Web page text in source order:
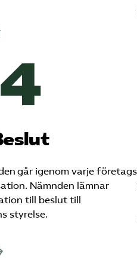
går igenom varje företags
Nämnden lämnar
till beslut till
styrelse.